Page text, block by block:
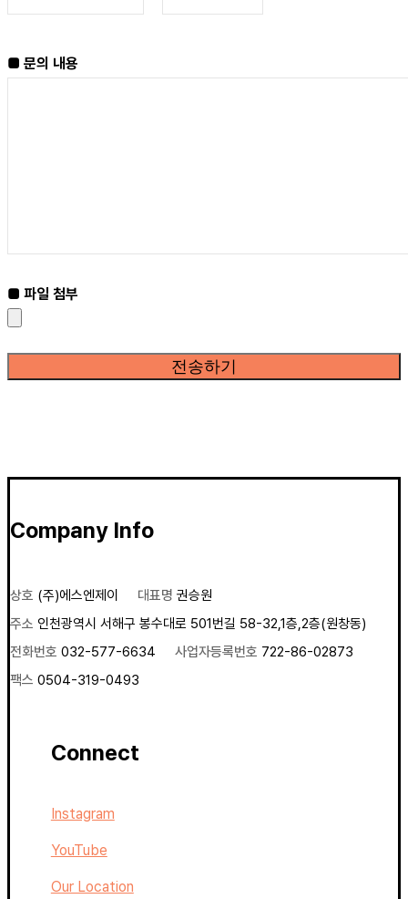
■ 문의 내용
■ 파일 첨부
Company Info
상호 (주)에스엔제이 대표명 권승원
주소 인천광역시 서해구 봉수대로 501번길 58-32,1층,2층(원창동)
전화번호 032-577-6634 사업자등록번호 722-86-02873
팩스 0504-319-0493
Connect
Instagram
YouTube
Our Location